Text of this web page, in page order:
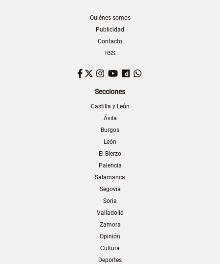
Quiénes somos
Publicidad
Contacto
RSS
Facebook
TwitterInstagram
YouTubeDailymotion
Secciones
Castilla y León
Ávila
Burgos
León
El Bierzo
Palencia
Salamanca
Segovia
Soria
Valladolid
Zamora
Opinión
Cultura
Deportes